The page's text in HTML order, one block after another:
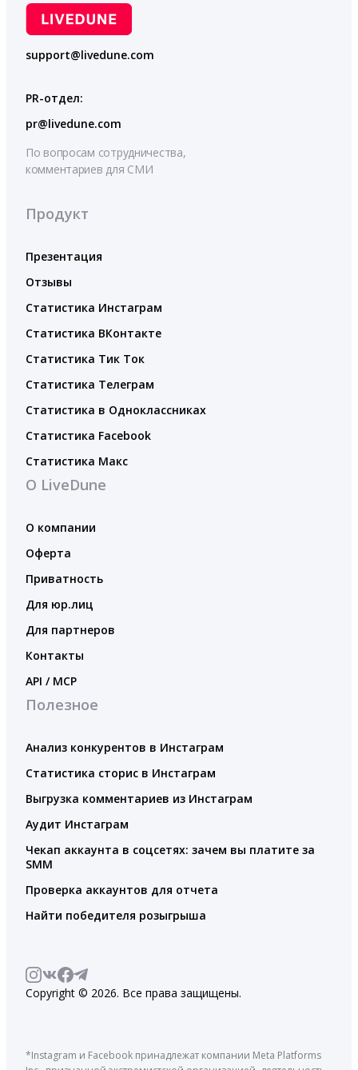
support@livedune.com
PR-отдел:
pr@livedune.com
По вопросам сотрудничества,
комментариев для СМИ
Продукт
Презентация
Отзывы
Статистика Инстаграм
Статистика ВКонтакте
Статистика Тик Ток
Статистика Телеграм
Статистика в Одноклассниках
Статистика Facebook
Статистика Макс
О LiveDune
О компании
Оферта
Приватность
Для юр.лиц
Для партнеров
Контакты
API / MCP
Полезное
Анализ конкурентов в Инстаграм
Статистика сторис в Инстаграм
Выгрузка комментариев из Инстаграм
Аудит Инстаграм
Чекап аккаунта в соцсетях: зачем вы платите за
SMM
Проверка аккаунтов для отчета
Найти победителя розыгрыша
Copyright © 2026. Все права защищены.
*Instagram и Facebook принадлежат компании Meta Platforms